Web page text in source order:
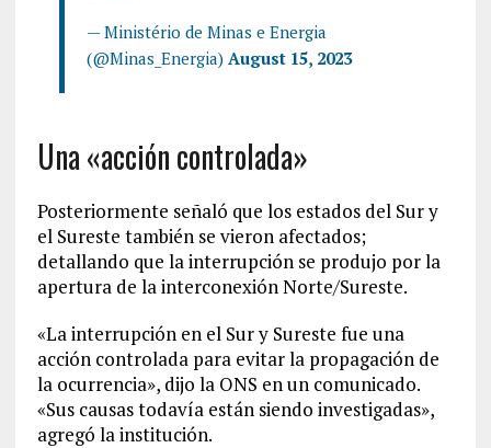
— Ministério de Minas e Energia
(@Minas_Energia) August 15, 2023
Una «acción controlada»
Posteriormente señaló que los estados del Sur y
el Sureste también se vieron afectados;
detallando que la interrupción se produjo por la
apertura de la interconexión Norte/Sureste.
«La interrupción en el Sur y Sureste fue una
acción controlada para evitar la propagación de
la ocurrencia», dijo la ONS en un comunicado.
«Sus causas todavía están siendo investigadas»,
agregó la institución.